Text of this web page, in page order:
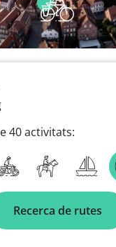
40 activitats:
Recerca de rutes